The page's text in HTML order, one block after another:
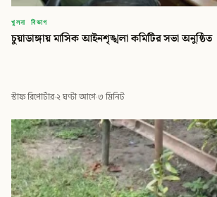
খুলনা বিভাগ
চুয়াডাঙ্গায় মাসিক আইনশৃঙ্খলা কমিটির সভা অনুষ্ঠিত
স্টাফ রিপোর্টার·২ ঘণ্টা আগে·৩ মিনিট